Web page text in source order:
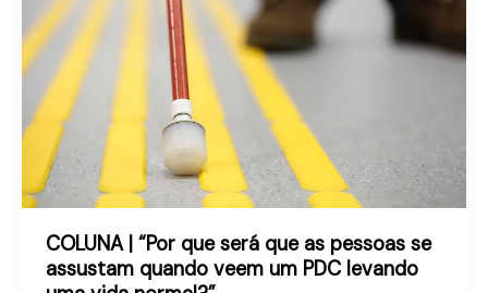
COLUNA | “Por que será que as pessoas se
assustam quando veem um PDC levando